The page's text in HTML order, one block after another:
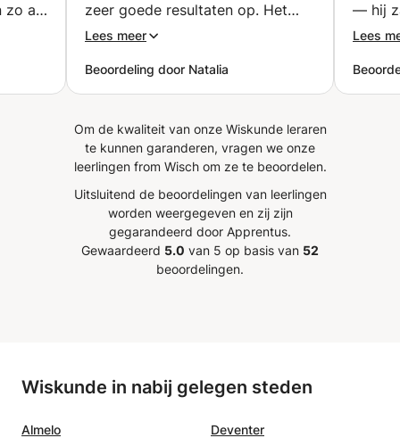
zo af
het
zeer goede resultaten op. Het
kennisoverdrachtsysteem van
iedereen zo'n hele goede lerares
als Anja aan. (ouder vertaald via
Lees meer
Beoordeling door Natalia
— hij
Lees
Om de kwaliteit van onze Wiskunde leraren
te kunnen garanderen, vragen we onze
leerlingen from Wisch om ze te beoordelen.
Uitsluitend de beoordelingen van leerlingen
worden weergegeven en zij zijn
gegarandeerd door Apprentus.
Gewaardeerd 5.0 van 5 op basis van 52
beoordelingen.
Wiskunde in nabij gelegen steden
Almelo Deventer